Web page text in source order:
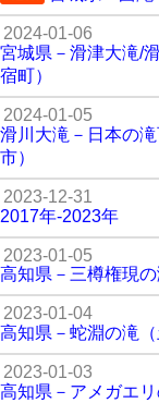
2024-01-06
宮城県－滑津大滝/
宿町）
2024-01-05
滑川大滝－日本の
市）
2023-12-31
2017年-2023年
2023-01-05
高知県－三樽権現の
2023-01-04
高知県－蛇淵の滝（
2023-01-03
高知県－アメガエリ